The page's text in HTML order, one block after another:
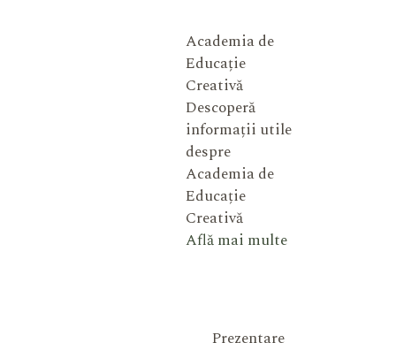
Academia de
Educație
Creativă
Descoperă
informații utile
despre
Academia de
Educație
Creativă
Află mai multe